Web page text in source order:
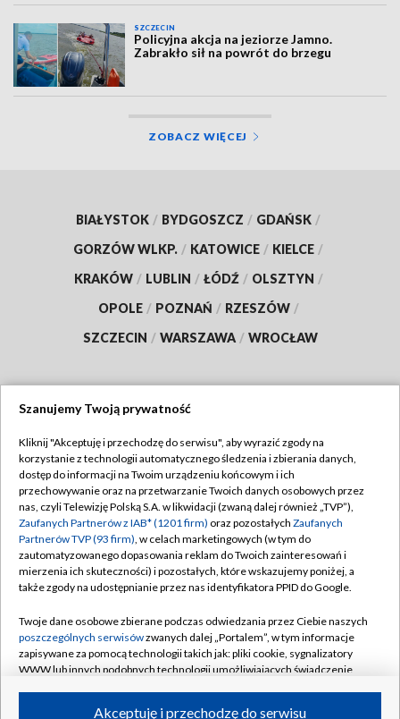
SZCZECIN
Policyjna akcja na jeziorze Jamno.
Zabrakło sił na powrót do brzegu
ZOBACZ WIĘCEJ
BIAŁYSTOK / BYDGOSZCZ / GDAŃSK /
GORZÓW WLKP. / KATOWICE / KIELCE /
KRAKÓW / LUBLIN / ŁÓDŹ / OLSZTYN /
OPOLE / POZNAŃ / RZESZÓW /
SZCZECIN / WARSZAWA / WROCŁAW
TVP
Abonament TVP
Emisja w TVP
Centrum informacji TVP
Naziemna Telewizja Cyfrowa
Rada Programowa
System NOS
Informacje o nadawcy
Regulamin TVP
Polityka prywatności
Moje zgody
Pomoc
Kontakt
Kanały
Szanujemy Twoją prywatność
Kliknij "Akceptuję i przechodzę do serwisu", aby wyrazić zgody na
korzystanie z technologii automatycznego śledzenia i zbierania danych,
dostęp do informacji na Twoim urządzeniu końcowym i ich
przechowywanie oraz na przetwarzanie Twoich danych osobowych przez
nas, czyli Telewizję Polską S.A. w likwidacji (zwaną dalej również „TVP”),
Zaufanych Partnerów z IAB* (1201 firm) oraz pozostałych Zaufanych
Partnerów TVP (93 firm), w celach marketingowych (w tym do
zautomatyzowanego dopasowania reklam do Twoich zainteresowań i
mierzenia ich skuteczności) i pozostałych, które wskazujemy poniżej, a
także zgody na udostępnianie przez nas identyfikatora PPID do Google.
Twoje dane osobowe zbierane podczas odwiedzania przez Ciebie naszych
poszczególnych serwisówzwanych dalej „Portalem”, w tym informacje
zapisywane za pomocą technologii takich jak: pliki cookie, sygnalizatory
WWW lub innych podobnych technologii umożliwiających świadczenie
Akceptuję i przechodzę do serwisu